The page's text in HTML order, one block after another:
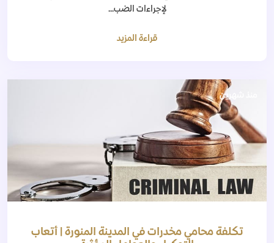
لإجراءات الضب...
قراءة المزيد
منذ شهرين
تكلفة محامي مخدرات في المدينة المنورة | أتعاب